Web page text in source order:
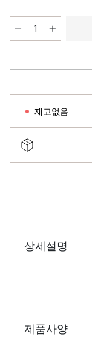
재고없음
상세설명
제품사양